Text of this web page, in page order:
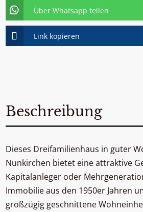
Über Whatsapp teilen
Link kopieren
Beschreibung
Dieses Dreifamilienhaus in guter
Nunkirchen bietet eine attraktive
Kapitalanleger oder
Immobilie aus den 1950er Jahren
großzügig geschnittene